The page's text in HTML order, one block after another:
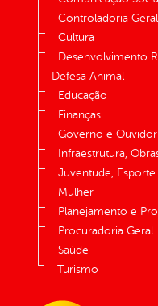
Controladoria Geral
Cultura
Desenvolvimento
Defesa Animal
Educação
Finanças
Governo e
Infraestrutura,
Juventude, Esporte
Mulher
Planejamento e
Procuradoria Geral
Saúde
Turismo